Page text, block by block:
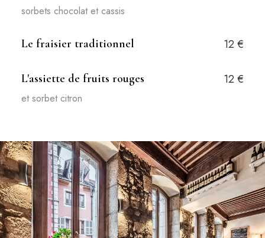
sorbets chocolat et cassis
Le fraisier traditionnel 12 €
L'assiette de fruits rouges 12 €
et sorbet citron